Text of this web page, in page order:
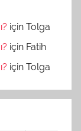
için Tolga
için Fatih
için Tolga